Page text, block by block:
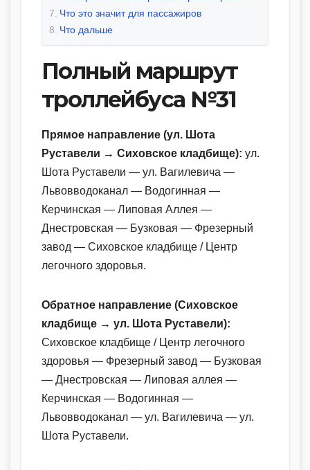
Что это значит для пассажиров
Что дальше
Полный маршрут
троллейбуса №31
Прямое направление (ул. Шота
Руставели → Сиховское кладбище): ул.
Шота Руставели — ул. Вагилевича —
Львовводоканал — Водогинная —
Керчинская — Липовая Аллея —
Днестровская — Бузковая — Фрезерный
завод — Сиховское кладбище / Центр
легочного здоровья.
Обратное направление (Сиховское
кладбище → ул. Шота Руставели):
Сиховское кладбище / Центр легочного
здоровья — Фрезерный завод — Бузковая
— Днестровская — Липовая аллея —
Керчинская — Водогинная —
Львовводоканал — ул. Вагилевича — ул.
Шота Руставели.